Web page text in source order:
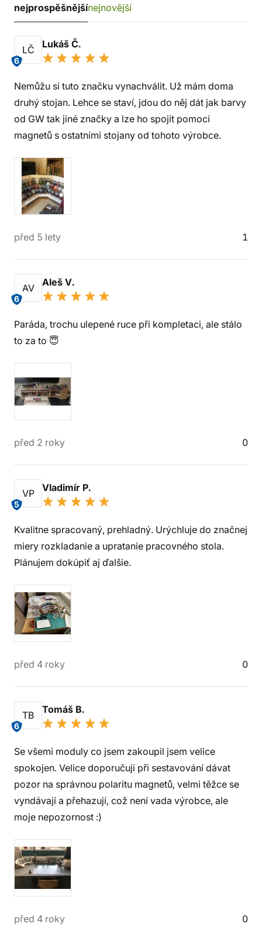
nejprospěšnějšínejnovější
LČ
6
Lukáš Č.
Nemůžu si tuto značku vynachválit. Už mám doma
druhý stojan. Lehce se staví, jdou do něj dát jak barvy
od GW tak jiné značky a lze ho spojit pomocí
magnetů s ostatními stojany od tohoto výrobce.
před 5 lety 1
AV
6
Aleš V.
Paráda, trochu ulepené ruce při kompletaci, ale stálo
to za to 😇
před 2 roky 0
VP
5
Vladimír P.
Kvalitne spracovaný, prehladný. Urýchluje do značnej
miery rozkladanie a upratanie pracovného stola.
Plánujem dokúpiť aj ďalšie.
před 4 roky 0
TB
6
Tomáš B.
Se všemi moduly co jsem zakoupil jsem velice
spokojen. Velice doporučuji při sestavování dávat
pozor na správnou polaritu magnetů, velmi těžce se
vyndávají a přehazují, což není vada výrobce, ale
moje nepozornost :)
před 4 roky 0